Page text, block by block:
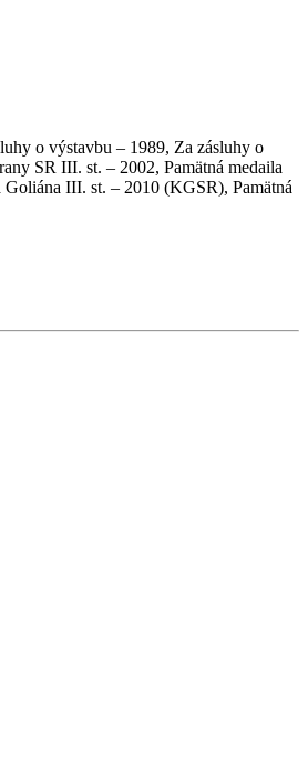
o výstavbu – 1989, Za zásluhy o
SR III. st. – 2002, Pamätná medaila
III. st. – 2010 (KGSR), Pamätná